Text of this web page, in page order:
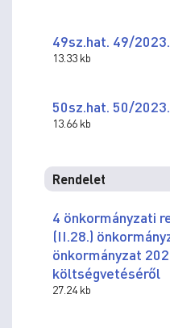
49sz.hat. 49/
13.33 kb
50sz.hat. 50/
13.66 kb
Rendelet
4 önkormányzati
(II.28.)
önkormányzat
költségvetéséről
27.24 kb